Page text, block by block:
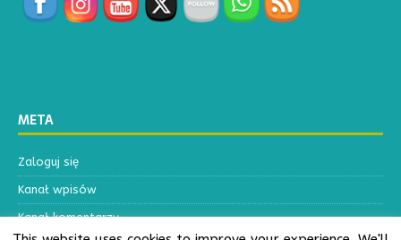
META
Zaloguj się
Kanał wpisów
Kanał komentarzy